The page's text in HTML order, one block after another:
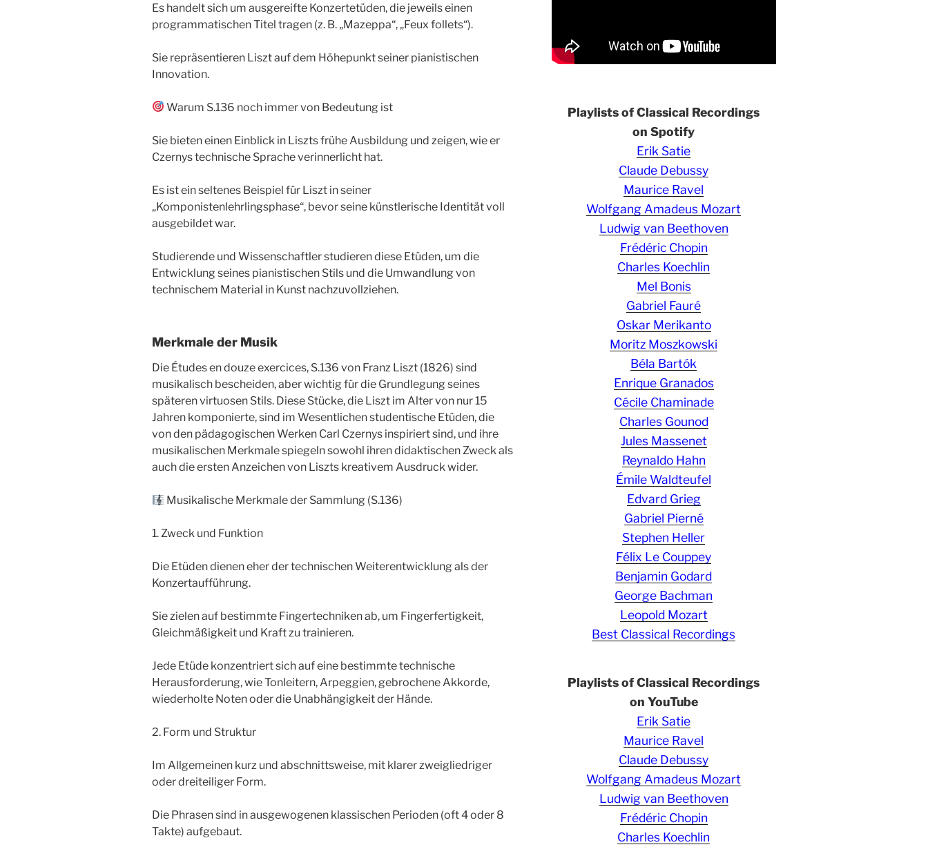
Es handelt sich um ausgereifte Konzertetüden, die jeweils einen
programmatischen Titel tragen (z. B. „Mazeppa“, „Feux follets“).
Sie repräsentieren Liszt auf dem Höhepunkt seiner pianistischen
Innovation.
Warum S.136 noch immer von Bedeutung ist
Sie bieten einen Einblick in Liszts frühe Ausbildung und zeigen, wie er
Czernys technische Sprache verinnerlicht hat.
Es ist ein seltenes Beispiel für Liszt in seiner
„Komponistenlehrlingsphase“, bevor seine künstlerische Identität voll
ausgebildet war.
Studierende und Wissenschaftler studieren diese Etüden, um die
Entwicklung seines pianistischen Stils und die Umwandlung von
technischem Material in Kunst nachzuvollziehen.
Merkmale der Musik
Die Études en douze exercices, S.136 von Franz Liszt (1826) sind
musikalisch bescheiden, aber wichtig für die Grundlegung seines
späteren virtuosen Stils. Diese Stücke, die Liszt im Alter von nur 15
Jahren komponierte, sind im Wesentlichen studentische Etüden, die
von den pädagogischen Werken Carl Czernys inspiriert sind, und ihre
musikalischen Merkmale spiegeln sowohl ihren didaktischen Zweck als
auch die ersten Anzeichen von Liszts kreativem Ausdruck wider.
Musikalische Merkmale der Sammlung (S.136)
1. Zweck und Funktion
Die Etüden dienen eher der technischen Weiterentwicklung als der
Konzertaufführung.
Sie zielen auf bestimmte Fingertechniken ab, um Fingerfertigkeit,
Gleichmäßigkeit und Kraft zu trainieren.
Jede Etüde konzentriert sich auf eine bestimmte technische
Herausforderung, wie Tonleitern, Arpeggien, gebrochene Akkorde,
wiederholte Noten oder die Unabhängigkeit der Hände.
2. Form und Struktur
Im Allgemeinen kurz und abschnittsweise, mit klarer zweigliedriger
oder dreiteiliger Form.
Die Phrasen sind in ausgewogenen klassischen Perioden (oft 4 oder 8
Takte) aufgebaut.
Playlists of Classical Recordings
on Spotify
Erik Satie
Claude Debussy
Maurice Ravel
Wolfgang Amadeus Mozart
Ludwig van Beethoven
Frédéric Chopin
Charles Koechlin
Mel Bonis
Gabriel Fauré
Oskar Merikanto
Moritz Moszkowski
Béla Bartók
Enrique Granados
Cécile Chaminade
Charles Gounod
Jules Massenet
Reynaldo Hahn
Émile Waldteufel
Edvard Grieg
Gabriel Pierné
Stephen Heller
Félix Le Couppey
Benjamin Godard
George Bachman
Leopold Mozart
Best Classical Recordings
Playlists of Classical Recordings
on YouTube
Erik Satie
Maurice Ravel
Claude Debussy
Wolfgang Amadeus Mozart
Ludwig van Beethoven
Frédéric Chopin
Charles Koechlin